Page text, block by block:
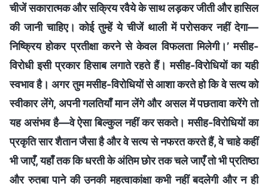
चीजें सकारात्मक और सक्रिय रवैये के साथ लड़कर जीती और हासिल
की जानी चाहिए। कोई तुम्हें ये चीजें थाली में परोसकर नहीं देगा—
निष्क्रिय होकर प्रतीक्षा करने से केवल विफलता मिलेगी।’ मसीह-
विरोधी इसी प्रकार हिसाब लगाते रहते हैं। मसीह-विरोधियों का यही
स्वभाव है। अगर तुम मसीह-विरोधियों से आशा करते हो कि वे सत्य को
स्वीकार लेंगे, अपनी गलतियाँ मान लेंगे और असल में पछतावा करेंगे तो
यह असंभव है—वे ऐसा बिल्कुल नहीं कर सकते। मसीह-विरोधियों का
प्रकृति सार शैतान जैसा है और वे सत्य से नफरत करते हैं, वे चाहे कहीं
भी जाएँ, यहाँ तक कि धरती के अंतिम छोर तक चले जाएँ तो भी प्रतिष्ठा
और रुतबा पाने की उनकी महत्वाकांक्षा कभी नहीं बदलेगी और न ही